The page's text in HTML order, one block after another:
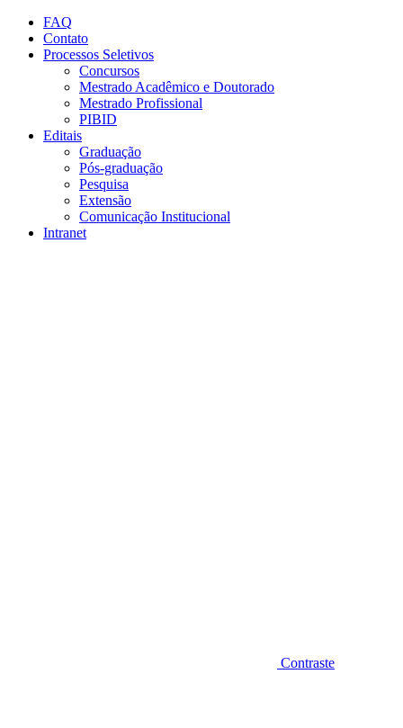
Conteúdo principal
FAQ
Contato
Processos Seletivos
Concursos
Mestrado Acadêmico e Doutorado
Mestrado Profissional
PIBID
Editais
Graduação
Pós-graduação
Pesquisa
Extensão
Comunicação Institucional
Intranet
Contraste